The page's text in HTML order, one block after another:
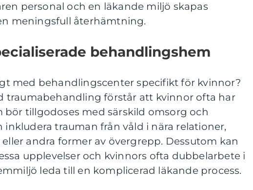
personal och en läkande miljö skapas
meningsfull återhämtning.
behandlingshem
med behandlingscenter specifikt för kvinnor?
traumabehandling förstår att kvinnor ofta har
bör tillgodoses med särskild omsorg och
inkludera trauman från våld i nära relationer,
andra former av övergrepp. Dessutom kan
upplevelser och kvinnors ofta dubbelarbete i
leda till en komplicerad läkande process.